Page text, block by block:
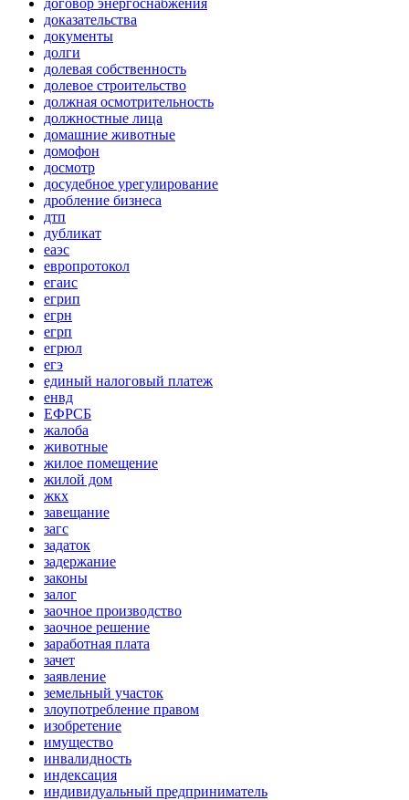
договор энергоснабжения
доказательства
документы
долги
долевая собственность
долевое строительство
должная осмотрительность
должностные лица
домашние животные
домофон
досмотр
досудебное урегулирование
дробление бизнеса
дтп
дубликат
еаэс
европротокол
егаис
егрип
егрн
егрп
егрюл
егэ
единый налоговый платеж
енвд
ЕФРСБ
жалоба
животные
жилое помещение
жилой дом
жкх
завещание
загс
задаток
задержание
законы
залог
заочное производство
заочное решение
заработная плата
зачет
заявление
земельный участок
злоупотребление правом
изобретение
имущество
инвалидность
индексация
индивидуальный предприниматель